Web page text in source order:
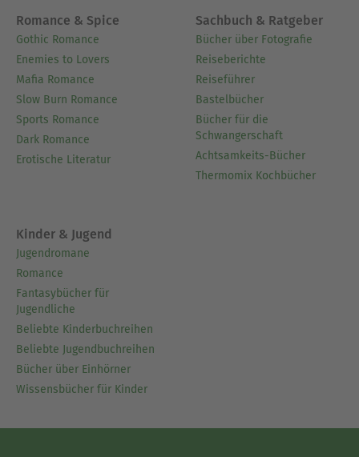
Romance & Spice
Gothic Romance
Enemies to Lovers
Mafia Romance
Slow Burn Romance
Sports Romance
Dark Romance
Erotische Literatur
Sachbuch & Ratgeber
Bücher über Fotografie
Reiseberichte
Reiseführer
Bastelbücher
Bücher für die
Schwangerschaft
Achtsamkeits-Bücher
Thermomix Kochbücher
Kinder & Jugend
Jugendromane
Romance
Fantasybücher für
Jugendliche
Beliebte Kinderbuchreihen
Beliebte Jugendbuchreihen
Bücher über Einhörner
Wissensbücher für Kinder